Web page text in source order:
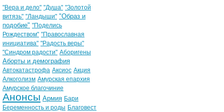
"Вера и дело" "Душа" "Золотой
витязь" "Ландыши" "Образ и
подобие" "Поделись
Рождеством" "Православная
инициатива" "Радость веры"
"Синдром радости" Аборигены
Аборты и демография
Автокатастрофа Аксиос Акция
Алкоголизм Амурская епархия
Амурское благочиние
Анонсы Армия Бари
Беременность и роды Благовест